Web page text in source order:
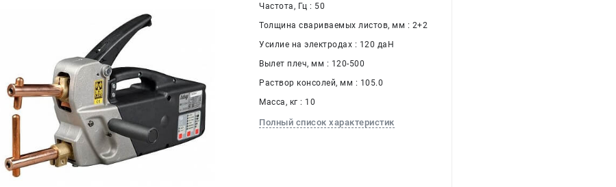
Частота, Гц : 50
Толщина свариваемых листов, мм : 2+2
Усилие на электродах : 120 даН
Вылет плеч, мм : 120-500
Раствор консолей, мм : 105.0
Масса, кг : 10
Полный список характеристик